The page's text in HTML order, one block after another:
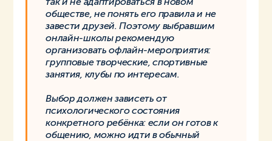
обществе, не понять его правила и не
завести друзей. Поэтому выбравшим
онлайн-школы рекомендую
организовать офлайн-мероприятия:
групповые творческие, спортивные
занятия, клубы по интересам.
Выбор должен зависеть от
психологического состояния
конкретного ребёнка: если он готов к
общению, можно идти в обычный